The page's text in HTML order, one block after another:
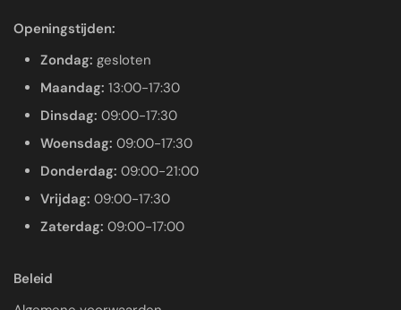
Openingstijden:
Zondag: gesloten
Maandag: 13:00-17:30
Dinsdag: 09:00-17:30
Woensdag: 09:00-17:30
Donderdag: 09:00-21:00
Vrijdag: 09:00-17:30
Zaterdag: 09:00-17:00
Beleid